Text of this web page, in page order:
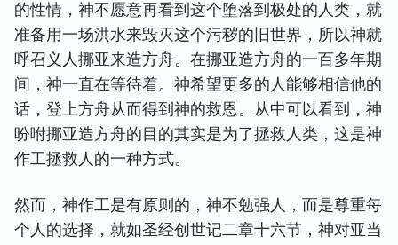
的性情，神不愿意再看到这个堕落到极处的人类，就
准备用一场洪水来毁灭这个污秽的旧世界，所以神就
呼召义人挪亚来造方舟。在挪亚造方舟的一百多年期
间，神一直在等待着。神希望更多的人能够相信他的
话，登上方舟从而得到神的救恩。从中可以看到，神
吩咐挪亚造方舟的目的其实是为了拯救人类，这是神
作工拯救人的一种方式。
然而，神作工是有原则的，神不勉强人，而是尊重每
个人的选择，就如圣经创世记二章十六节，神对亚当